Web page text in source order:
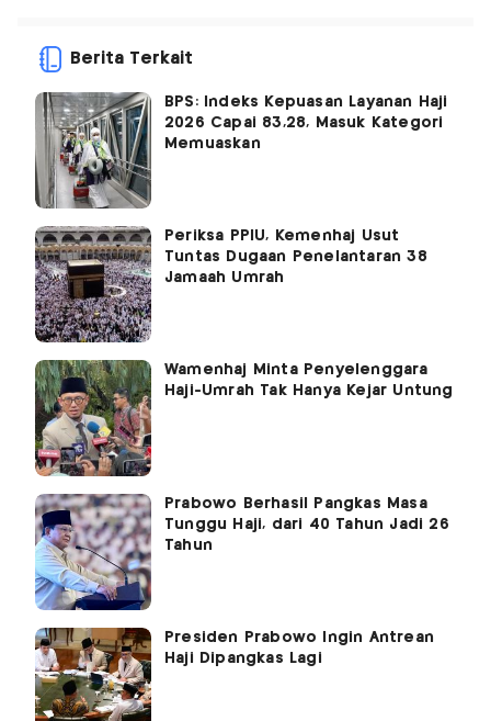
Berita Terkait
BPS: Indeks Kepuasan Layanan Haji
2026 Capai 83,28, Masuk Kategori
Memuaskan
Periksa PPIU, Kemenhaj Usut
Tuntas Dugaan Penelantaran 38
Jamaah Umrah
Wamenhaj Minta Penyelenggara
Haji-Umrah Tak Hanya Kejar Untung
Prabowo Berhasil Pangkas Masa
Tunggu Haji, dari 40 Tahun Jadi 26
Tahun
Presiden Prabowo Ingin Antrean
Haji Dipangkas Lagi